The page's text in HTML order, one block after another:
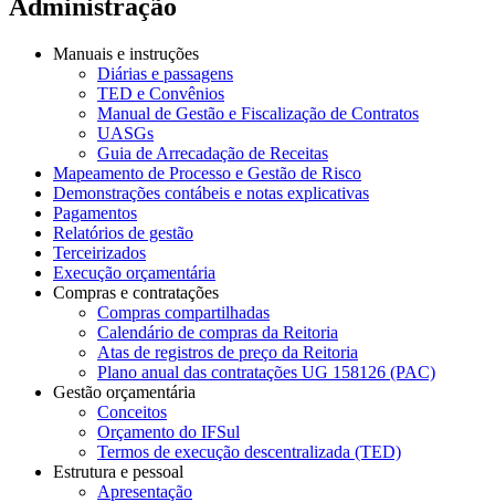
Administração
Manuais e instruções
Diárias e passagens
TED e Convênios
Manual de Gestão e Fiscalização de Contratos
UASGs
Guia de Arrecadação de Receitas
Mapeamento de Processo e Gestão de Risco
Demonstrações contábeis e notas explicativas
Pagamentos
Relatórios de gestão
Terceirizados
Execução orçamentária
Compras e contratações
Compras compartilhadas
Calendário de compras da Reitoria
Atas de registros de preço da Reitoria
Plano anual das contratações UG 158126 (PAC)
Gestão orçamentária
Conceitos
Orçamento do IFSul
Termos de execução descentralizada (TED)
Estrutura e pessoal
Apresentação